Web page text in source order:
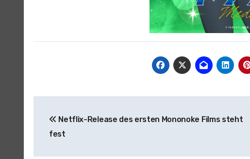
Netflix-Release des ersten Mononoke Films steht
fest